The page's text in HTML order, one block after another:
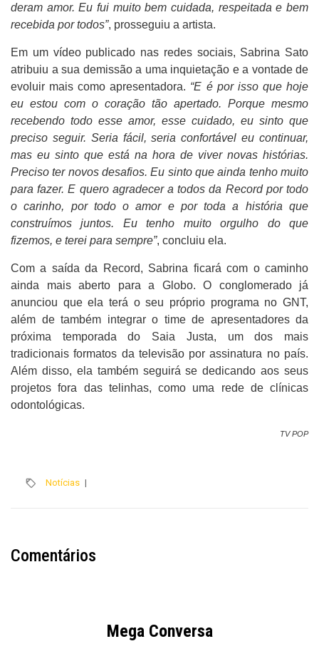
deram amor. Eu fui muito bem cuidada, respeitada e bem
recebida por todos”, prosseguiu a artista.
Em um vídeo publicado nas redes sociais, Sabrina Sato
atribuiu a sua demissão a uma inquietação e a vontade de
evoluir mais como apresentadora. “E é por isso que hoje
eu estou com o coração tão apertado. Porque mesmo
recebendo todo esse amor, esse cuidado, eu sinto que
preciso seguir. Seria fácil, seria confortável eu continuar,
mas eu sinto que está na hora de viver novas histórias.
Preciso ter novos desafios. Eu sinto que ainda tenho muito
para fazer. E quero agradecer a todos da Record por todo
o carinho, por todo o amor e por toda a história que
construímos juntos. Eu tenho muito orgulho do que
fizemos, e terei para sempre”, concluiu ela.
Com a saída da Record, Sabrina ficará com o caminho
ainda mais aberto para a Globo. O conglomerado já
anunciou que ela terá o seu próprio programa no GNT,
além de também integrar o time de apresentadores da
próxima temporada do Saia Justa, um dos mais
tradicionais formatos da televisão por assinatura no país.
Além disso, ela também seguirá se dedicando aos seus
projetos fora das telinhas, como uma rede de clínicas
odontológicas.
TV POP
Notícias |
Comentários
Mega Conversa